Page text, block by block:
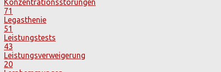
Konzentrationsstörungen
71
Legasthenie
51
Leistungstests
43
Leistungsverweigerung
20